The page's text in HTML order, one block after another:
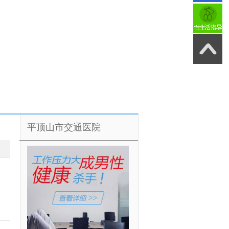
平顶山市交通医院